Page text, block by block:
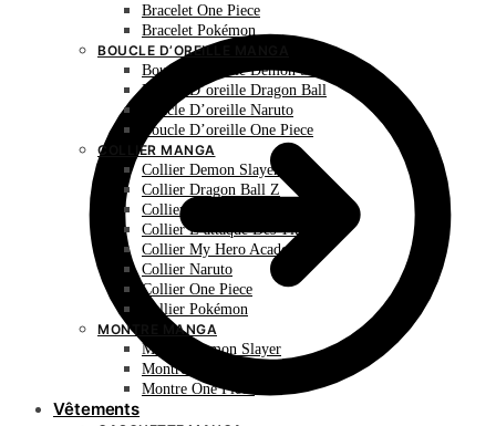
Bracelet One Piece
Bracelet Pokémon
BOUCLE D’OREILLE MANGA
Boucle D’oreille Demon Slayer
Boucle D’oreille Dragon Ball
Boucle D’oreille Naruto
Boucle D’oreille One Piece
COLLIER MANGA
Collier Demon Slayer
Collier Dragon Ball Z
Collier Hunter X Hunter
Collier L’attaque Des Titans
Collier My Hero Academia
Collier Naruto
Collier One Piece
Collier Pokémon
MONTRE MANGA
Montre Demon Slayer
Montre Naruto
Montre One Piece
Vêtements